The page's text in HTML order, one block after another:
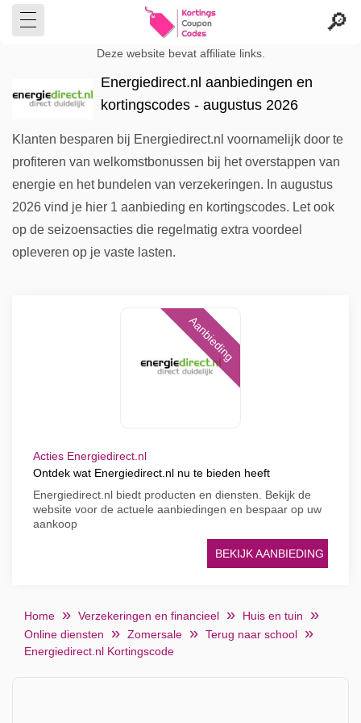
Deze website bevat affiliate links.
Energiedirect.nl aanbiedingen en
kortingscodes - augustus 2026
Klanten besparen bij Energiedirect.nl voornamelijk door te
profiteren van welkomstbonussen bij het overstappen van
energie en het bundelen van verzekeringen. In augustus
2026 vind je hier 1 aanbieding en kortingscodes. Let ook
op de seizoensacties die regelmatig extra voordeel
opleveren op je vaste lasten.
Aanbieding
Acties Energiedirect.nl
Ontdek wat Energiedirect.nl nu te bieden heeft
Energiedirect.nl biedt producten en diensten. Bekijk de
website voor de actuele aanbiedingen en bespaar op uw
aankoop
BEKIJK AANBIEDING
Home Verzekeringen en financieel
Huis en tuin
Online diensten
Zomersale
Terug naar school
Energiedirect.nl Kortingscode